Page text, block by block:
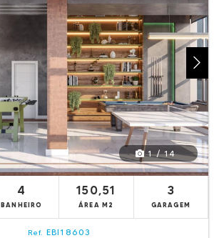
1 / 14
4
BANHEIRO
150,51
ÁREA M2
3
GARAGEM
Ref. EBI18603